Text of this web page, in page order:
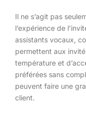
Il ne s’agit pas
l’expérience de
assistants vocaux,
permettent aux
température et
préférées sans
peuvent faire une
client.